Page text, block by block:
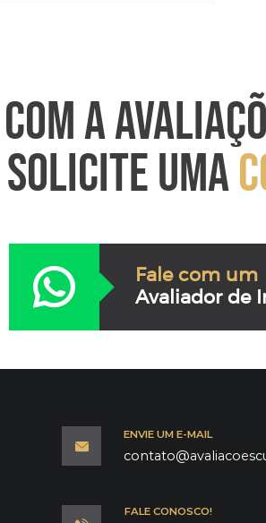
COM A
SOLICITE UMA
Fale com um
Avaliador de
ENVIE UM E-MAIL
FALE CONOSCO!